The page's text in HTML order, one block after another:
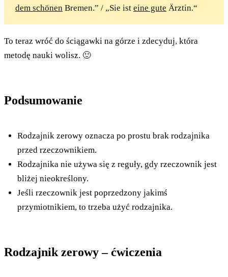
dem schönen Bremen.” / „Sie ist eine gute Ärztin.“
To teraz wróć do ściągawki na górze i zdecyduj, która
metodę nauki wolisz. 🙂
Podsumowanie
Rodzajnik zerowy oznacza po prostu brak rodzajnika
przed rzeczownikiem.
Rodzajnika nie używa się z reguły, gdy rzeczownik jest
bliżej nieokreślony.
Jeśli rzeczownik jest poprzedzony jakimś
przymiotnikiem, to trzeba użyć rodzajnika.
Rodzajnik zerowy – ćwiczenia